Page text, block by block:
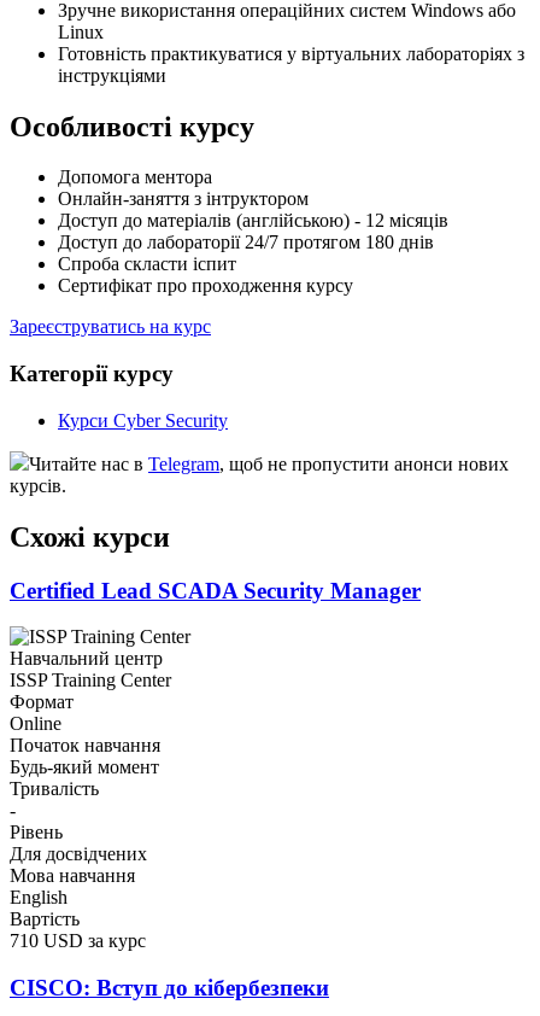
Зручне використання операційних систем Windows або
Linux
Готовність практикуватися у віртуальних лабораторіях з
інструкціями
Особливості курсу
Допомога ментора
Онлайн-заняття з інтруктором
Доступ до матеріалів (англійською) - 12 місяців
Доступ до лабораторії 24/7 протягом 180 днів
Спроба скласти іспит
Сертифікат про проходження курсу
Зареєструватись на курс
Категорії курсу
Курси Cyber Security
Читайте нас в Telegram, щоб не пропустити анонси нових
курсів.
Схожі курси
Certified Lead SCADA Security Manager
Навчальний центр
ISSP Training Center
Формат
Online
Початок навчання
Будь-який момент
Тривалість
-
Рівень
Для досвідчених
Мова навчання
English
Вартість
710 USD за курс
CISCO: Вступ до кібербезпеки